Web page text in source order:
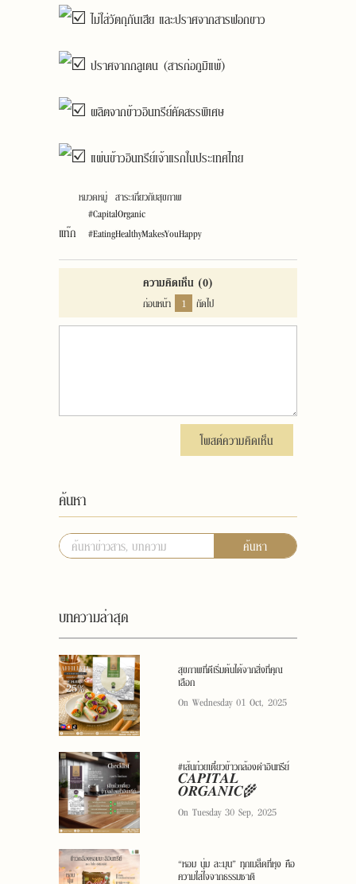
ไม่ใส่วัตถุกันเสีย และปราศจากสารฟอกขาว
ปราศจากกลูเตน (สารก่อภูมิแพ้)
ผลิตจากข้าวอินทรีย์คัดสรรพิเศษ
แผ่นข้าวอินทรีย์เจ้าแรกในประเทศไทย
หมวดหมู่ สาระเกี่ยวกับสุขภาพ
แท๊ก
#CapitalOrganic
#EatingHealthyMakesYouHappy
ความคิดเห็น (0)
ก่อนหน้า 1 ถัดไป
โพสต์ความคิดเห็น
ค้นหา
ค้นหา
บทความล่าสุด
สุขภาพที่ดีเริ่มต้นได้จากสิ่งที่คุณ
เลือก
On Wednesday 01 Oct, 2025
#เส้นก๋วยเตี๋ยวข้าวกล้องดำอินทรีย์
𝑪𝑨𝑷𝑰𝑻𝑨𝑳
𝑶𝑹𝑮𝑨𝑵𝑰𝑪🌾
On Tuesday 30 Sep, 2025
“หอม นุ่ม ละมุน” ทุกเมล็ดที่หุง คือ
ความใส่ใจจากธรรมชาติ